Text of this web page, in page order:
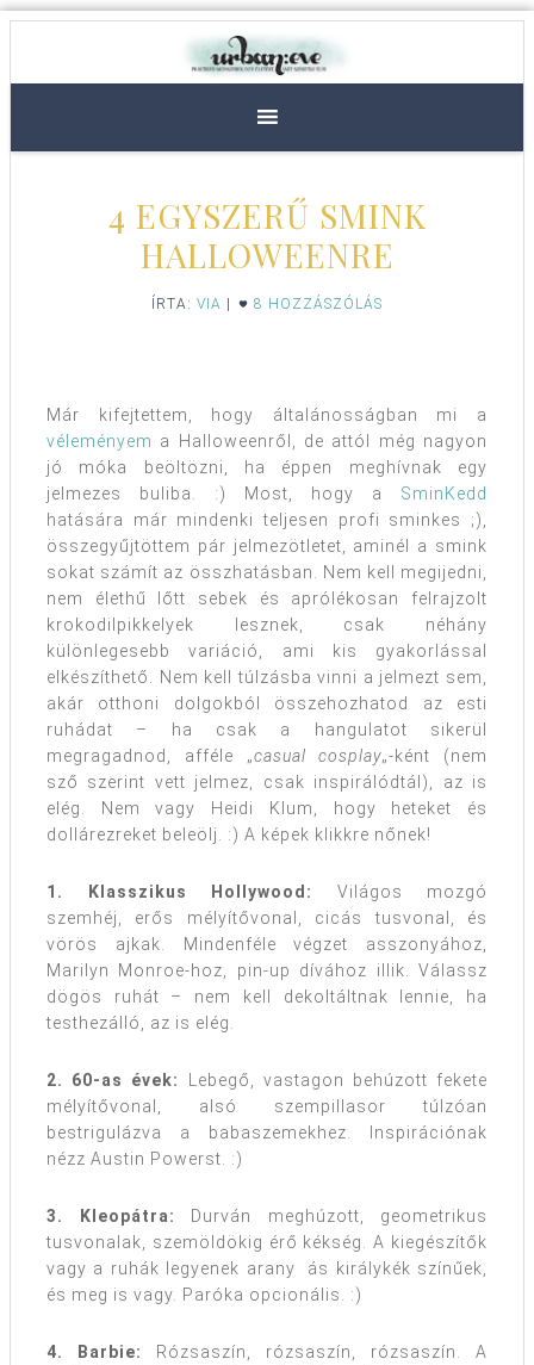
4 EGYSZERŰ SMINK
HALLOWEENRE
ÍRTA: VIA 8 HOZZÁSZÓLÁS
Már kifejtettem, hogy általánosságban mi a
véleményem a Halloweenről, de attól még nagyon
jó móka beöltözni, ha éppen meghívnak egy
jelmezes buliba. :) Most, hogy a SminKedd
hatására már mindenki teljesen profi sminkes ;),
összegyűjtöttem pár jelmezötletet, aminél a smink
sokat számít az összhatásban. Nem kell megijedni,
nem élethű lőtt sebek és aprólékosan felrajzolt
krokodilpikkelyek lesznek, csak néhány
különlegesebb variáció, ami kis gyakorlással
elkészíthető. Nem kell túlzásba vinni a jelmezt sem,
akár otthoni dolgokból összehozhatod az esti
ruhádat – ha csak a hangulatot sikerül
megragadnod, afféle „casual cosplay„-ként (nem
sző szerint vett jelmez, csak inspirálódtál), az is
elég. Nem vagy Heidi Klum, hogy heteket és
dollárezreket beleölj. :) A képek klikkre nőnek!
1. Klasszikus Hollywood:
Világos mozgó
szemhéj, erős mélyítővonal, cicás tusvonal, és
vörös ajkak. Mindenféle végzet asszonyához,
Marilyn Monroe-hoz, pin-up dívához illik. Válassz
dögös ruhát – nem kell dekoltáltnak lennie, ha
testhezálló, az is elég.
2. 60-as évek:
Lebegő, vastagon behúzott fekete
mélyítővonal, alsó szempillasor túlzóan
bestrigulázva a babaszemekhez. Inspirációnak
nézz Austin Powerst. :)
3. Kleopátra: Durván meghúzott, geometrikus
tusvonalak, szemöldökig érő kékség. A kiegészítők
vagy a ruhák legyenek arany ás királykék színűek,
és meg is vagy. Paróka opcionális. :)
4. Barbie:
Rózsaszín, rózsaszín, rózsaszín. A